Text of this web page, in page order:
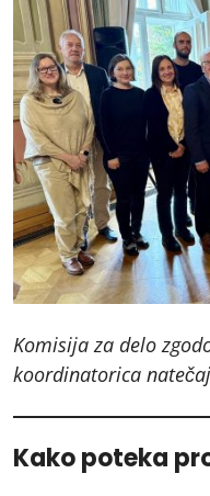
Komisija za delo
koordinatorica
Kako poteka